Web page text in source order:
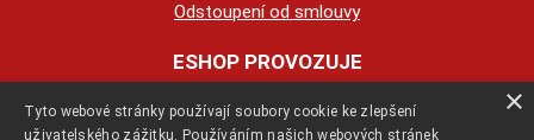
Odstoupení od smlouvy
ESHOP PROVOZUJE
123KRBY s.r.o.
×
Tyto webové stránky používají soubory cookie ke zlepšení
uživatelského zážitku. Používáním našich webových stránek